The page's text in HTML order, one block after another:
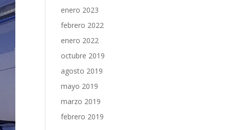
enero 2023
febrero 2022
enero 2022
octubre 2019
agosto 2019
mayo 2019
marzo 2019
febrero 2019